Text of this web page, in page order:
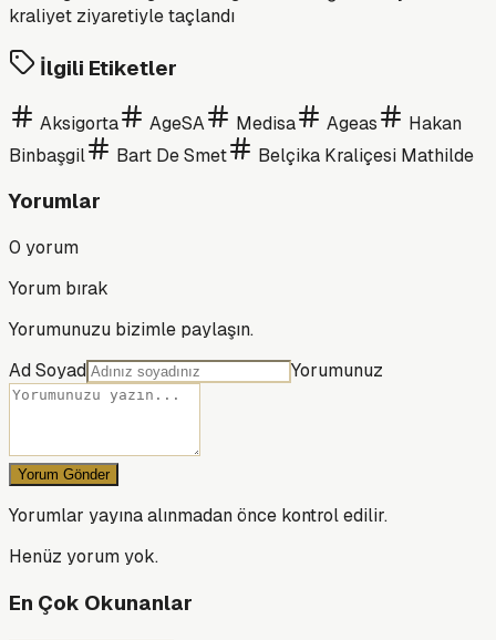
İlgili Etiketler
Aksigorta AgeSA Medisa Ageas
Hakan
Binbaşgil
Bart De Smet Belçika Kraliçesi Mathilde
Yorumlar
0 yorum
Yorum bırak
Yorumunuzu bizimle paylaşın.
Ad Soyad
Yorumunuz
Yorum Gönder
Yorumlar yayına alınmadan önce kontrol edilir.
Henüz yorum yok.
En Çok Okunanlar